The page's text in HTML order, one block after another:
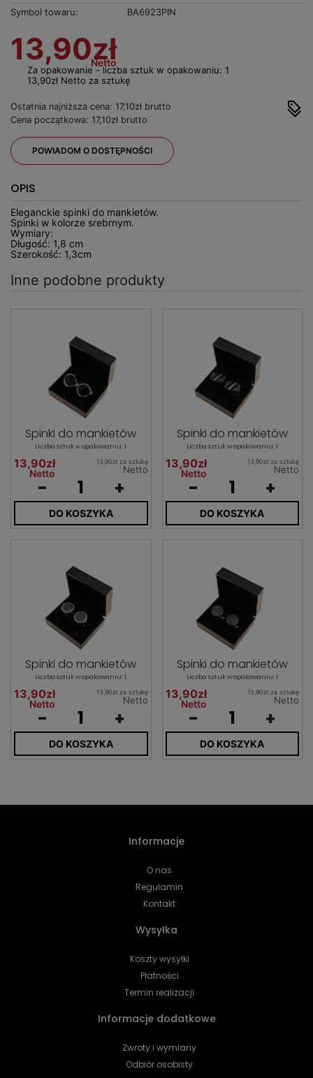
Symbol towaru:
BA6923PIN
13,90zł
Netto
Za opakowanie - liczba sztuk w opakowaniu: 1
13,90zł Netto za sztukę
Ostatnia najniższa cena: 17,10zł brutto
Cena początkowa: 17,10zł brutto
POWIADOM O DOSTĘPNOŚCI
OPIS
Eleganckie spinki do mankietów.
Spinki w kolorze srebrnym.
Wymiary:
Długość: 1,8 cm
Szerokość: 1,3cm
Inne podobne produkty
Spinki do mankietów
Liczba sztuk w opakowaniu: 1
13,90zł
Netto
13,90zł za sztukę
Netto
- +
DO KOSZYKA
Spinki do mankietów
Liczba sztuk w opakowaniu: 1
13,90zł
Netto
13,90zł za sztukę
Netto
- +
DO KOSZYKA
Spinki do mankietów
Liczba sztuk w opakowaniu: 1
13,90zł
Netto
13,90zł za sztukę
Netto
- +
DO KOSZYKA
Spinki do mankietów
Liczba sztuk w opakowaniu: 1
13,90zł
Netto
13,90zł za sztukę
Netto
- +
DO KOSZYKA
Informacje
O nas
Regulamin
Kontakt
Wysyłka
Koszty wysyłki
Płatności
Termin realizacji
Informacje dodatkowe
Zwroty i wymiany
Odbiór osobisty